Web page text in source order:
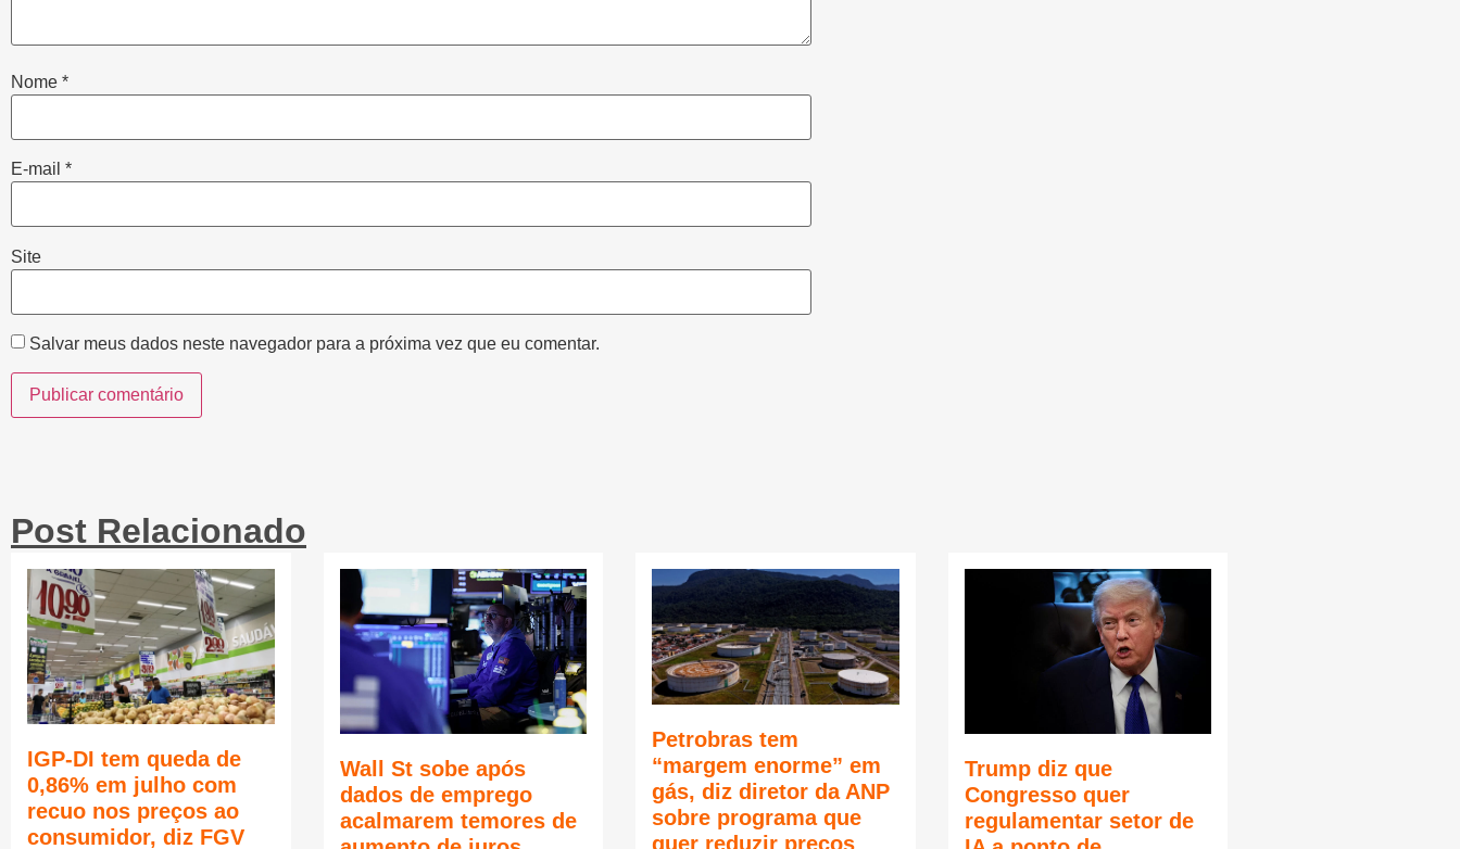
Nome *
E-mail *
Site
Salvar meus dados neste navegador para a próxima vez que eu comentar.
Post Relacionado
IGP-DI tem queda de
0,86% em julho com
recuo nos preços ao
consumidor, diz FGV
Wall St sobe após
dados de emprego
acalmarem temores de
Petrobras tem
“margem enorme” em
gás, diz diretor da ANP
sobre programa que
quer reduzir preços
Trump diz que
Congresso quer
regulamentar setor de